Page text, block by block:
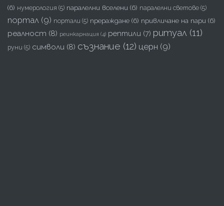
(6) нумерология (5) паралелни вселени (6) паралелни светове (5)
портал (9) портали (5) прераждане (6) привличане на пари (6)
реалност (8) реинкарнация (4) рептили (7) ритуал (11)
руни (5) символи (8) съзнание (12) церн (9)